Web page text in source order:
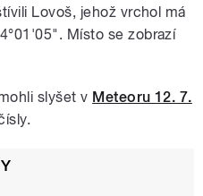
Lovoš, jehož vrchol má
Místo se zobrazí
slyšet v Meteoru 12. 7.